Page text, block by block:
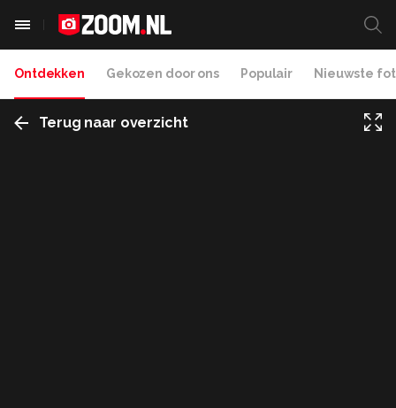
Ontdekken Gekozen door ons Populair Nieuwste
Terug naar overzicht